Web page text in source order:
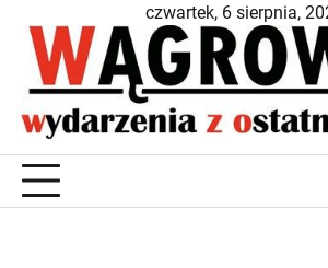
content
czwartek, 6 sierpnia,